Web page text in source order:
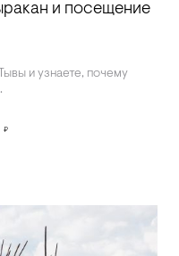
и посещение
и узнаете, почему
₽